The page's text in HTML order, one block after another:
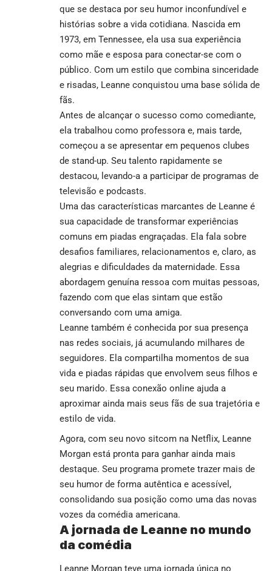
que se destaca por seu humor inconfundível e
histórias sobre a vida cotidiana. Nascida em
1973, em Tennessee, ela usa sua experiência
como mãe e esposa para conectar-se com o
público. Com um estilo que combina sinceridade
e risadas, Leanne conquistou uma base sólida de
fãs.
Antes de alcançar o sucesso como comediante,
ela trabalhou como professora e, mais tarde,
começou a se apresentar em pequenos clubes
de stand-up. Seu talento rapidamente se
destacou, levando-a a participar de programas de
televisão e podcasts.
Uma das características marcantes de Leanne é
sua capacidade de transformar experiências
comuns em piadas engraçadas. Ela fala sobre
desafios familiares, relacionamentos e, claro, as
alegrias e dificuldades da maternidade. Essa
abordagem genuína ressoa com muitas pessoas,
fazendo com que elas sintam que estão
conversando com uma amiga.
Leanne também é conhecida por sua presença
nas redes sociais, já acumulando milhares de
seguidores. Ela compartilha momentos de sua
vida e piadas rápidas que envolvem seus filhos e
seu marido. Essa conexão online ajuda a
aproximar ainda mais seus fãs de sua trajetória e
estilo de vida.
Agora, com seu novo sitcom na Netflix, Leanne
Morgan está pronta para ganhar ainda mais
destaque. Seu programa promete trazer mais de
seu humor de forma autêntica e acessível,
consolidando sua posição como uma das novas
vozes da comédia americana.
A jornada de Leanne no mundo
da comédia
Leanne Morgan teve uma jornada única no